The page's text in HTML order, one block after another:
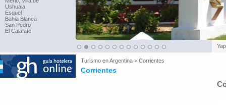
Ushuaia
Esquel
Bahia Blanca
San Pedro
El Calafate
Turismo enArgentina > Corrientes
Corrientes